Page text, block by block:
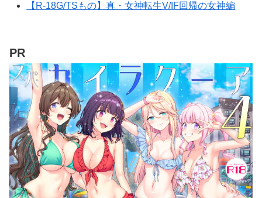
【R-18G/TSもの】真・女神転生V/IF回帰の女神編
PR